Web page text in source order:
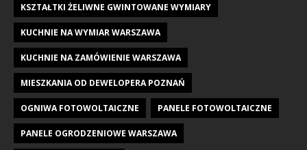
KSZTAŁTKI ŻELIWNE GWINTOWANE WYMIARY
KUCHNIE NA WYMIAR WARSZAWA
KUCHNIE NA ZAMÓWIENIE WARSZAWA
MIESZKANIA OD DEWELOPERA POZNAŃ
OGNIWA FOTOWOLTAICZNE PANELE FOTOWOLTAICZNE
PANELE OGRODZENIOWE WARSZAWA